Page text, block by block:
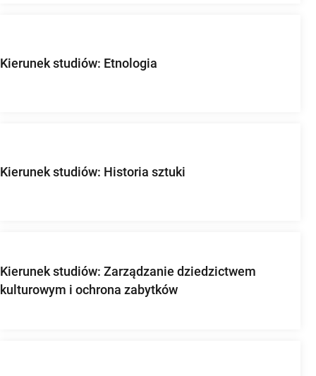
Kierunek studiów: Etnologia
Kierunek studiów: Historia sztuki
Kierunek studiów: Zarządzanie dziedzictwem
kulturowym i ochrona zabytków